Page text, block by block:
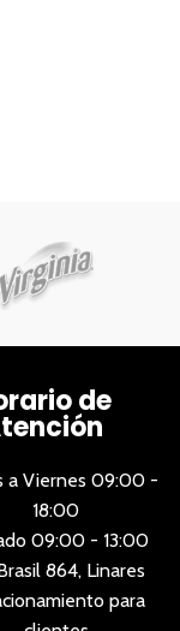
de
a Viernes 09:00 -
18:00
09:00 - 13:00
864, Linares
para